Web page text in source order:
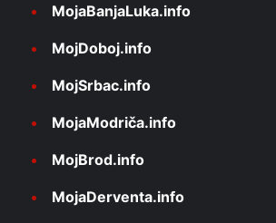
MojaBanjaLuka.info
MojDoboj.info
MojSrbac.info
MojaModriča.info
MojBrod.info
MojaDerventa.info